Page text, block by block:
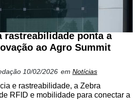
rastreabilidade ponta a
ao Agro Summit
10/02/2026 em Notícias
e rastreabilidade, a Zebra
RFID e mobilidade para conectar a